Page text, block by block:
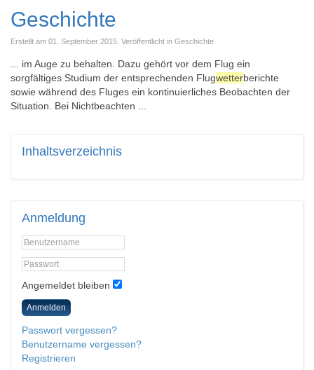
Geschichte
Erstellt am 01. September 2015. Veröffentlicht in Geschichte
... im Auge zu behalten. Dazu gehört vor dem Flug ein
sorgfältiges Studium der entsprechenden Flugwetterberichte
sowie während des Fluges ein kontinuierliches Beobachten der
Situation. Bei Nichtbeachten ...
Inhaltsverzeichnis
Anmeldung
Angemeldet bleiben
Anmelden
Passwort vergessen?
Benutzername vergessen?
Registrieren